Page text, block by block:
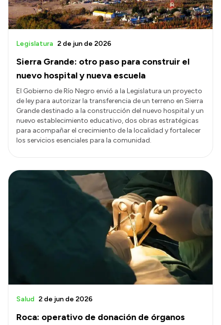
Sierra Grande: otro paso para construir el
nuevo hospital y nueva escuela
Legislatura 2 de jun de 2026
El Gobierno de Río Negro envió a la Legislatura un proyecto
de ley para autorizar la transferencia de un terreno en Sierra
Grande destinado a la construcción del nuevo hospital y un
nuevo establecimiento educativo, dos obras estratégicas
para acompañar el crecimiento de la localidad y fortalecer
los servicios esenciales para la comunidad.
Roca: operativo de donación de órganos
Salud 2 de jun de 2026